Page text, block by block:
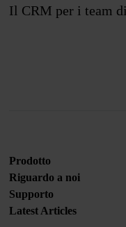
Il CRM per i team
Prodotto
Riguardo a noi
Supporto
Latest Articles